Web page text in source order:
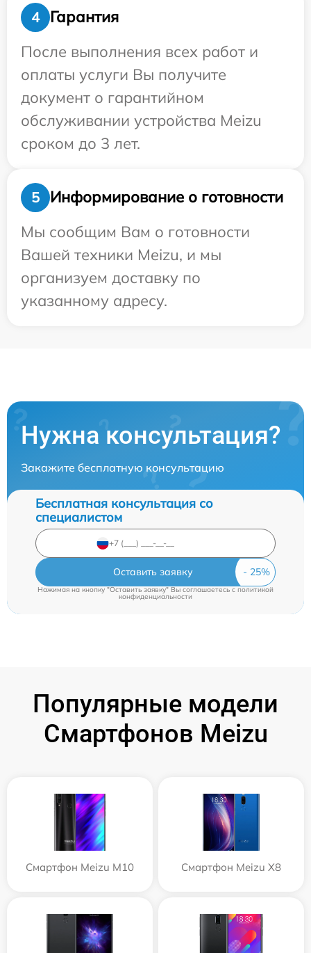
4
Гарантия
После выполнения всех работ и
оплаты услуги Вы получите
документ о гарантийном
обслуживании устройства Meizu
сроком до 3 лет.
5
Информирование о готовности
Мы сообщим Вам о готовности
Вашей техники Meizu, и мы
организуем доставку по
указанному адресу.
Нужна консультация?
Закажите бесплатную консультацию
Бесплатная консультация со
специалистом
Оставить заявку
Нажимая на кнопку "Оставить заявку" Вы соглашаетесь cполитикой
конфиденциальности
Популярные модели
Смартфонов Meizu
Смартфон Meizu M10 Смартфон Meizu X8